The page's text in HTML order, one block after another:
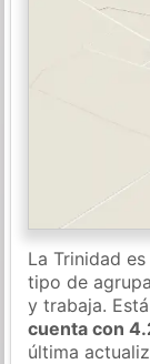
La Trinidad
tipo de
y trabaja. Está
cuenta con
última